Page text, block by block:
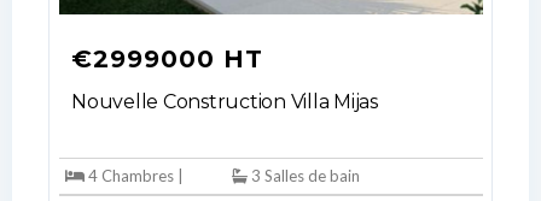
€2999000 HT
Nouvelle Construction Villa Mijas
4 Chambres |
3 Salles de bain